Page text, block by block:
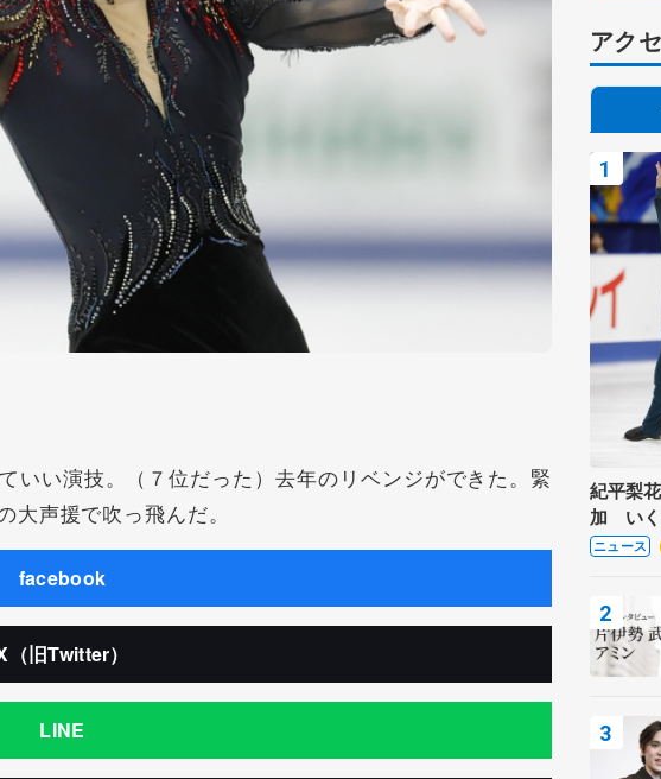
い演技。（７位だった）去年のリベンジができた。緊
声援で吹っ飛んだ。
facebook
（旧Twitter）
LINE
アク
紀平梨
加 いく
ニュース